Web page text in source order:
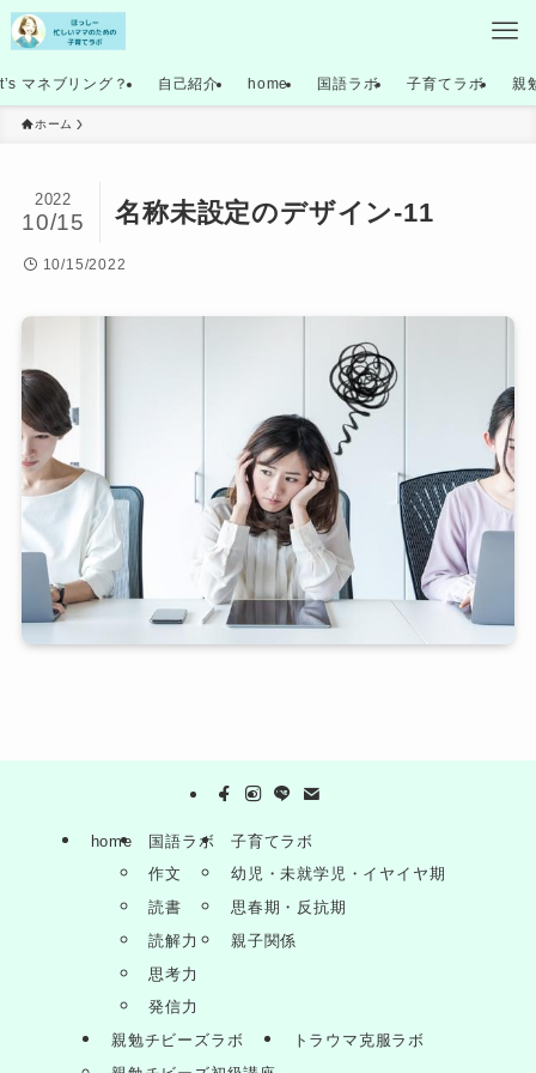
マネブリング？ 自己紹介 home 国語ラボ 子育てラボ 親
ホーム
名称未設定のデザイン-11
2022
10/15
10/15/2022
home
国語ラボ
作文
読書
読解力
思考力
発信力
子育てラボ
幼児・未就学児・イヤイヤ期
思春期・反抗期
親子関係
親勉チビーズラボ
トラウマ克服ラボ